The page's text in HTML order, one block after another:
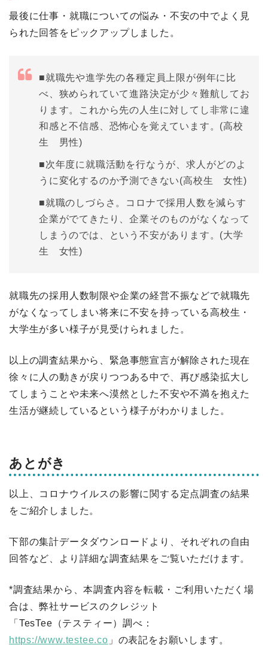
最後に仕事・就職についての悩み・不安の中でよく見
られた回答をピックアップしました。
■就職先や進学先の各種定員上限が例年に比
べ、狭められていて進路決定が少々難航してお
ります。これから先の人生に対してし非常に違
和感と不信感、恐怖心を覚えています。(高校
生 男性)
■次年度に就職活動を行なうが、求人がどのよ
うに変化するのか予測できない(高校生 女性)
■就職のしづらさ。コロナで採用人数を減らす
企業がでてきたり、企業そのものがなくなって
しまうのでは、という不安があります。(大学
生 女性)
就職先の採用人数制限や企業の経営不振などで就職先
がなくなってしまい将来に不安を持っている高校生・
大学生が多い様子が見受けられました。
以上の調査結果から、緊急事態宣言が解除された現在
徐々に人の動きが戻りつつある中で、再び感染拡大し
てしまうことや未来へ漠然とした不安や不満を抱えた
生活が継続しているという様子がわかりました。
あとがき
以上、コロナウイルスの影響に関する定点調査の結果
をご紹介しました。
下部の集計データダウンロードより、それぞれの自由
回答など、より詳細な調査結果をご覧いただけます。
*調査結果から、本調査内容を転載・ご利用いただく場
合は、弊社サービスのクレジット
「TesTee（テスティー）調べ：
https://www.testee.co 」の表記をお願いします。